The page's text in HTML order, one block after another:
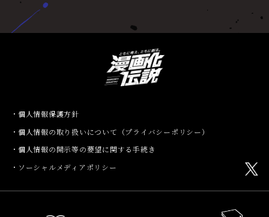
個人情報保護方針
個人情報の取り扱いについて（プライバシーポリシー）
個人情報の開示等の要望に関する手続き
ソーシャルメディアポリシー